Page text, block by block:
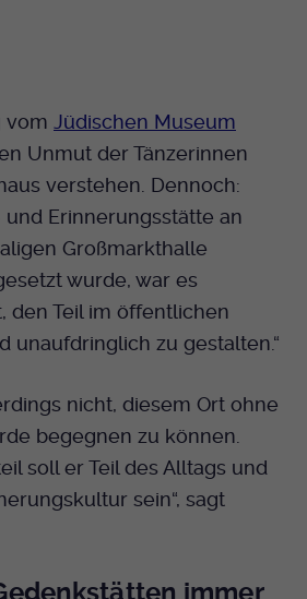
vom Jüdischen Museum
Unmut der Tänzerinnen
verstehen. Dennoch:
und Erinnerungsstätte an
Großmarkthalle
wurde, war es
den Teil im öffentlichen
unaufdringlich zu gestalten.“
nicht, diesem Ort ohne
begegnen zu können.
soll er Teil des Alltags und
sein“, sagt
immer